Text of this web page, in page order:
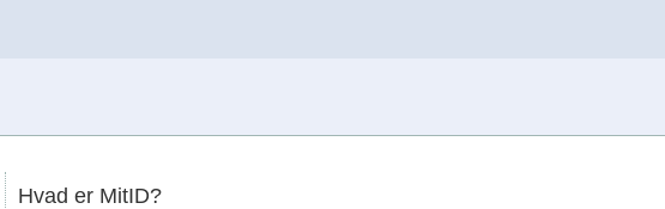
Hvad er MitID?